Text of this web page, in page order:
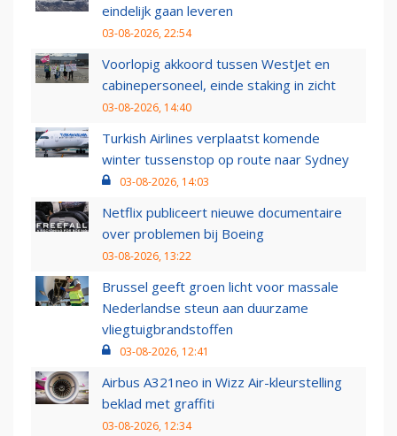
eindelijk gaan leveren
03-08-2026, 22:54
Voorlopig akkoord tussen WestJet en
cabinepersoneel, einde staking in zicht
03-08-2026, 14:40
Turkish Airlines verplaatst komende
winter tussenstop op route naar Sydney
03-08-2026, 14:03
Netflix publiceert nieuwe documentaire
over problemen bij Boeing
03-08-2026, 13:22
Brussel geeft groen licht voor massale
Nederlandse steun aan duurzame
vliegtuigbrandstoffen
03-08-2026, 12:41
Airbus A321neo in Wizz Air-kleurstelling
beklad met graffiti
03-08-2026, 12:34